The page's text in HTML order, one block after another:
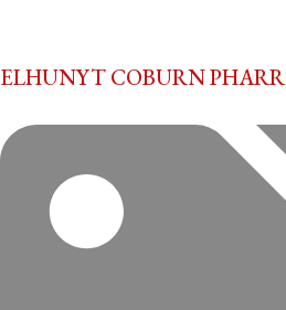
ELHUNYT COBURN PHARR